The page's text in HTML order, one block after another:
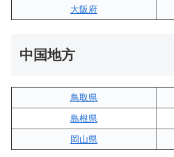
大阪府
中国地方
鳥取県
島根県
岡山県